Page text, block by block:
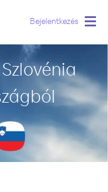
Bejelentkezés